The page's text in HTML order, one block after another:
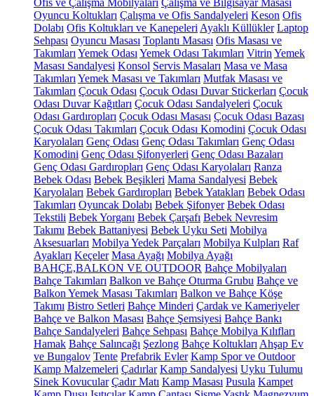
Ofis ve Çalışma Mobilyaları Çalışma ve Bilgisayar Masası
Oyuncu Koltukları Çalışma ve Ofis Sandalyeleri Keson Ofis
Dolabı Ofis Koltukları ve Kanepeleri Ayaklı Küllükler Laptop
Sehpası Oyuncu Masası Toplantı Masası Ofis Masası ve
Takımları Yemek Odası Yemek Odası Takımları Vitrin Yemek
Masası Sandalyesi Konsol Servis Masaları Masa ve Masa
Takımları Yemek Masası ve Takımları Mutfak Masası ve
Takımları Çocuk Odası Çocuk Odası Duvar Stickerları Çocuk
Odası Duvar Kağıtları Çocuk Odası Sandalyeleri Çocuk
Odası Gardıropları Çocuk Odası Masası Çocuk Odası Bazası
Çocuk Odası Takımları Çocuk Odası Komodini Çocuk Odası
Karyolaları Genç Odası Genç Odası Takımları Genç Odası
Komodini Genç Odası Şifonyerleri Genç Odası Bazaları
Genç Odası Gardıropları Genç Odası Karyolaları Ranza
Bebek Odası Bebek Beşikleri Mama Sandalyesi Bebek
Karyolaları Bebek Gardıropları Bebek Yatakları Bebek Odası
Takımları Oyuncak Dolabı Bebek Şifonyer Bebek Odası
Tekstili Bebek Yorganı Bebek Çarşafı Bebek Nevresim
Takımı Bebek Battaniyesi Bebek Uyku Seti Mobilya
Aksesuarları Mobilya Yedek Parçaları Mobilya Kulpları Raf
Ayakları Keçeler Masa Ayağı Mobilya Ayağı
BAHÇE,BALKON VE OUTDOOR Bahçe Mobilyaları
Bahçe Takımları Balkon ve Bahçe Oturma Grubu Bahçe ve
Balkon Yemek Masası Takımları Balkon ve Bahçe Köşe
Takımı Bistro Setleri Bahçe Minderi Çardak ve Kameriyeler
Bahçe ve Balkon Masası Bahçe Şemsiyesi Bahçe Bankı
Bahçe Sandalyeleri Bahçe Sehpası Bahçe Mobilya Kılıfları
Hamak Bahçe Salıncağı Şezlong Bahçe Koltukları Ahşap Ev
ve Bungalov Tente Prefabrik Evler Kamp Spor ve Outdoor
Kamp Malzemeleri Çadırlar Kamp Sandalyesi Uyku Tulumu
Sinek Kovucular Çadır Matı Kamp Masası Pusula Kampet